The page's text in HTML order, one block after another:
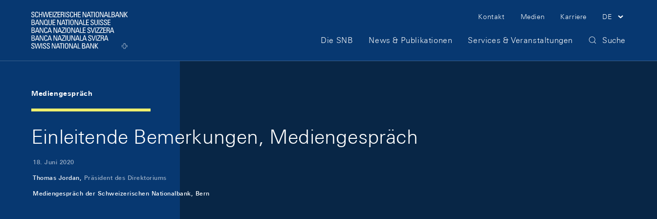
Logo
Meta Navigation
Kontakt Medien Karriere DE
Hauptnavigation
Die SNB News & Publikationen Services & Veranstaltungen Suche
Mediengespräch
Einleitende Bemerkungen, Mediengespräch
18. Juni 2020
Thomas Jordan, Präsident des Direktoriums
Mediengespräch der Schweizerischen Nationalbank, Bern